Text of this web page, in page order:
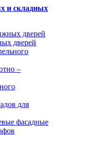
и складных
дверей
дверей
–
для
фасадные